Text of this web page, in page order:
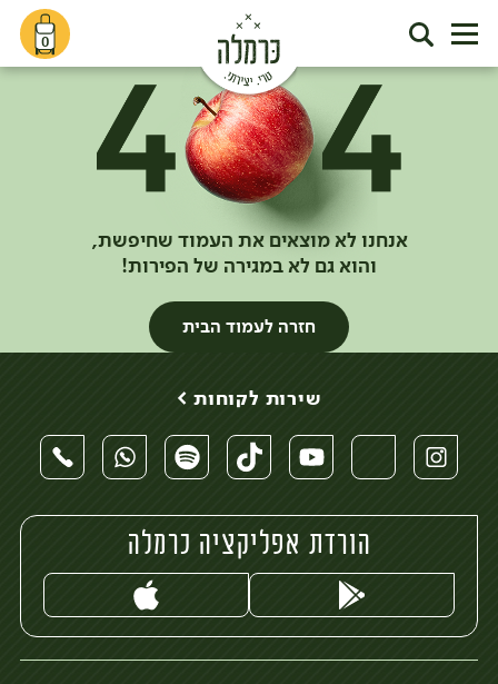
0
אנחנו לא מוצאים את העמוד שחיפשת,
והוא גם לא במגירה של הפירות!
חזרה לעמוד הבית
שירות לקוחות >
הורדת אפליקציה כרמלה